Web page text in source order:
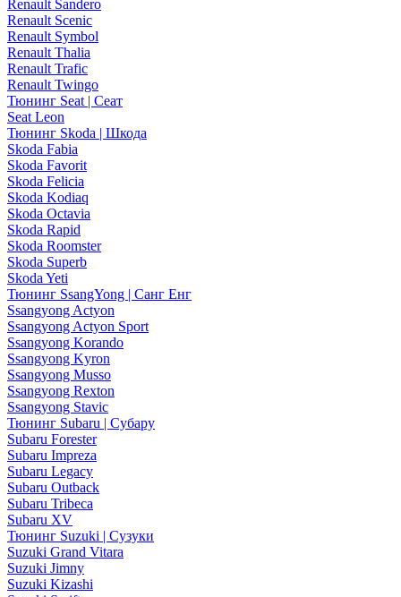
Renault Sandero
Renault Scenic
Renault Symbol
Renault Thalia
Renault Trafic
Renault Twingo
Тюнинг Seat | Сеат
Seat Leon
Тюнинг Skoda | Шкода
Skoda Fabia
Skoda Favorit
Skoda Felicia
Skoda Kodiaq
Skoda Octavia
Skoda Rapid
Skoda Roomster
Skoda Superb
Skoda Yeti
Тюнинг SsangYong | Санг Енг
Ssangyong Actyon
Ssangyong Actyon Sport
Ssangyong Korando
Ssangyong Kyron
Ssangyong Musso
Ssangyong Rexton
Ssangyong Stavic
Тюнинг Subaru | Субару
Subaru Forester
Subaru Impreza
Subaru Legacy
Subaru Outback
Subaru Tribeca
Subaru XV
Тюнинг Suzuki | Сузуки
Suzuki Grand Vitara
Suzuki Jimny
Suzuki Kizashi